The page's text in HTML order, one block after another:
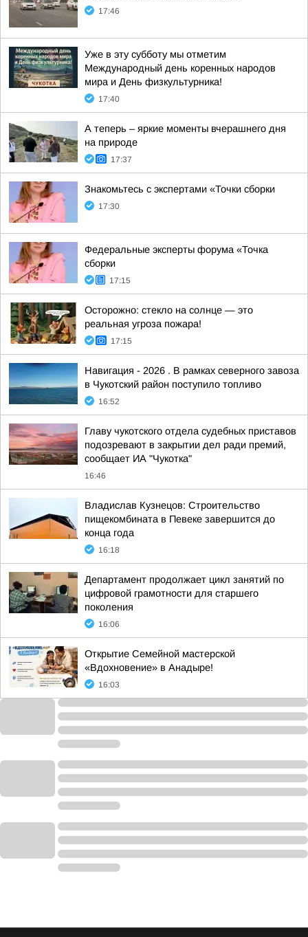
17:46
Уже в эту субботу мы отметим
Международный день коренных народов
мира и День физкультурника!
17:40
А теперь – яркие моменты вчерашнего дня
на природе
17:37
Знакомьтесь с экспертами «Точки сборки
17:30
Федеральные эксперты форума «Точка
сборки
17:15
Осторожно: стекло на солнце — это
реальная угроза пожара!
17:15
Навигация - 2026 . В рамках северного завоза
в Чукотский район поступило топливо
16:52
Главу чукотского отдела судебных приставов
подозревают в закрытии дел ради премий,
сообщает ИА "Чукотка"
16:46
Владислав Кузнецов: Строительство
пищекомбината в Певеке завершится до
конца года
16:18
Департамент продолжает цикл занятий по
цифровой грамотности для старшего
поколения
16:06
Открытие Семейной мастерской
«Вдохновение» в Анадыре!
16:03